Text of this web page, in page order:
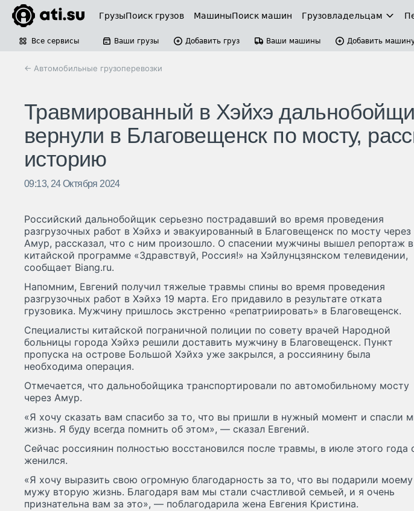
ГрузыПоиск грузов МашиныПоиск машин Грузовладельцам
Все сервисы Ваши грузы Добавить груз Ваши машины Добавить
← Автомобильные грузоперевозки
Травмированный в Хэйхэ
вернули в Благовещенск по мосту,
историю
09:13, 24 Октября 2024
Российский дальнобойщик серьезно пострадавший во время проведения
разгрузочных работ в Хэйхэ и эвакуированный в Благовещенск по мосту через
Амур, рассказал, что с ним произошло. О спасении мужчины вышел репортаж в
китайской программе «Здравствуй, Россия!» на Хэйлунцзянском телевидении,
сообщает Biang.ru.
Напомним, Евгений получил тяжелые травмы спины во время проведения
разгрузочных работ в Хэйхэ 19 марта. Его придавило в результате отката
грузовика. Мужчину пришлось экстренно «репатриировать» в Благовещенск.
Специалисты китайской пограничной полиции по совету врачей Народной
больницы города Хэйхэ решили доставить мужчину в Благовещенск. Пункт
пропуска на острове Большой Хэйхэ уже закрылся, а россиянину была
необходима операция.
Отмечается, что дальнобойщика транспортировали по автомобильному мосту
через Амур.
«Я хочу сказать вам спасибо за то, что вы пришли в нужный момент и спасли
жизнь. Я буду всегда помнить об этом», — сказал Евгений.
Сейчас россиянин полностью восстановился после травмы, в июле этого года
женился.
«Я хочу выразить свою огромную благодарность за то, что вы подарили моему
мужу вторую жизнь. Благодаря вам мы стали счастливой семьей, и я очень
признательна вам за это», — поблагодарила жена Евгения Кристина.